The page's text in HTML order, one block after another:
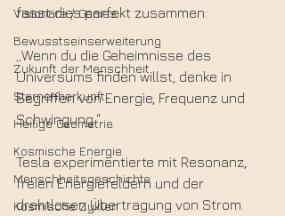
Visionäre / Genies
Bewusstseinserweiterung
Zukunft der Menschheit
Sternenherkunft
Heilige Geometrie
Kosmische Energie
Menschheitsgeschichte
Kosmische Zyklen
fasst dies perfekt zusammen:
„Wenn du die Geheimnisse des
Universums finden willst, denke in
Begriffen von Energie, Frequenz und
Schwingung.“
Tesla experimentierte mit Resonanz,
freien Energiefeldern und der
drahtlosen Übertragung von Strom.